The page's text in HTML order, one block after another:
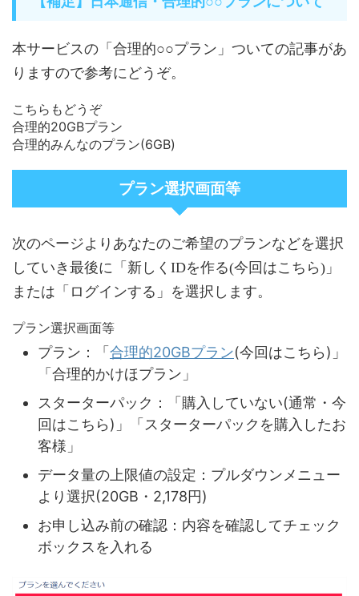
本サービスの「合理的○○プラン」ついての記事があ
りますので参考にどうぞ。
こちらもどうぞ
合理的20GBプラン
合理的みんなのプラン(6GB)
プラン選択画面等
次のページよりあなたのご希望のプランなどを選択
していき最後に「新しくIDを作る(今回はこちら)」
または「ログインする」を選択します。
プラン選択画面等
プラン：「合理的20GBプラン(今回はこちら)」
「合理的かけほプラン」
スターターパック：「購入していない(通常・今
回はこちら)」「スターターパックを購入したお
客様」
データ量の上限値の設定：プルダウンメニュー
より選択(20GB・2,178円)
お申し込み前の確認：内容を確認してチェック
ボックスを入れる